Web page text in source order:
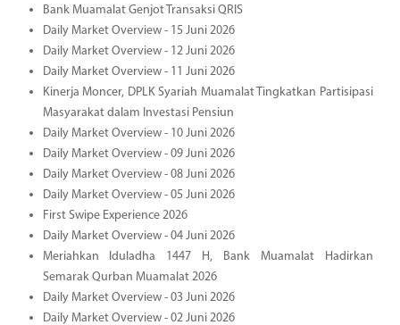
Bank Muamalat Genjot Transaksi QRIS
Daily Market Overview - 15 Juni 2026
Daily Market Overview - 12 Juni 2026
Daily Market Overview - 11 Juni 2026
Kinerja Moncer, DPLK Syariah Muamalat Tingkatkan Partisipasi
Masyarakat dalam Investasi Pensiun
Daily Market Overview - 10 Juni 2026
Daily Market Overview - 09 Juni 2026
Daily Market Overview - 08 Juni 2026
Daily Market Overview - 05 Juni 2026
First Swipe Experience 2026
Daily Market Overview - 04 Juni 2026
Meriahkan Iduladha 1447 H, Bank Muamalat Hadirkan
Semarak Qurban Muamalat 2026
Daily Market Overview - 03 Juni 2026
Daily Market Overview - 02 Juni 2026